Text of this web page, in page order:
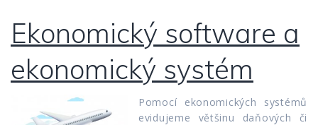
Ekonomický software a
ekonomický systém
Pomocí ekonomických systémů
evidujeme většinu daňových či